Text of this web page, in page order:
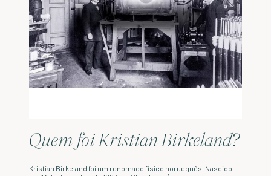
Quem foi Kristian Birkeland?
Kristian Birkeland foi um renomado físico norueguês. Nascido